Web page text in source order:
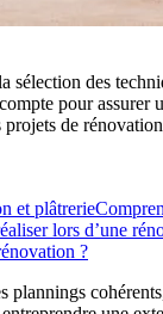
des
pour assurer
de
et plâtrerie
lors d’une
?